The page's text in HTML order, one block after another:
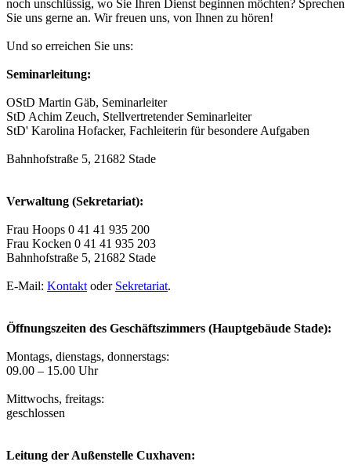
noch unschlüssig, wo Sie Ihren Dienst beginnen möchten? Sprechen
Sie uns gerne an. Wir freuen uns, von Ihnen zu hören!
Und so erreichen Sie uns:
Seminarleitung:
OStD Martin Gäb, Seminarleiter
StD Achim Zeuch, Stellvertretender Seminarleiter
StD' Karolina Hofacker, Fachleiterin für besondere Aufgaben
Bahnhofstraße 5, 21682 Stade
Verwaltung (Sekretariat):
Frau Hoops 0 41 41 935 200
Frau Kocken 0 41 41 935 203
Bahnhofstraße 5, 21682 Stade
E-Mail: Kontaktoder Sekretariat.
Öffnungszeiten des Geschäftszimmers (Hauptgebäude Stade):
Montags, dienstags, donnerstags:
09.00 – 15.00 Uhr
Mittwochs, freitags:
geschlossen
Leitung der Außenstelle Cuxhaven: